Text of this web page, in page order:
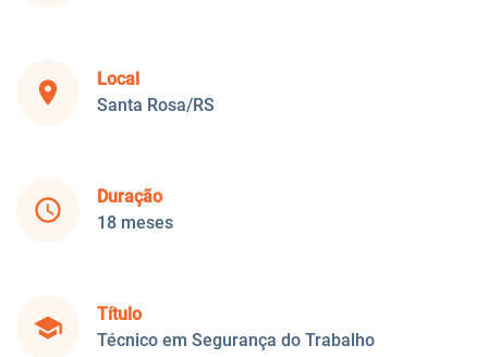
place
Local
Santa Rosa/RS
schedule
Duração
18 meses
school
Título
Técnico em Segurança do Trabalho